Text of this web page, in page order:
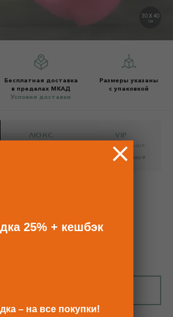
30 X 40
СМ
Бесплатная доставка
в пределах МКАД
Условия доставки
Размеры указаны
с упаковкой
ЛЮКС VIP
10 845 Р 14 460 Р
покупателя, скидку 25% и
25% + кешбэк
– на все покупки!